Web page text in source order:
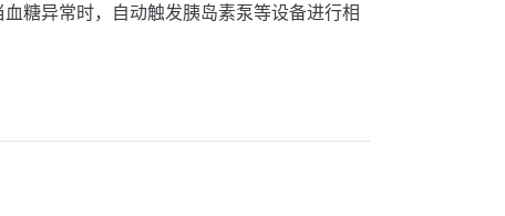
糖异常时，自动触发胰岛素泵等设备进行相